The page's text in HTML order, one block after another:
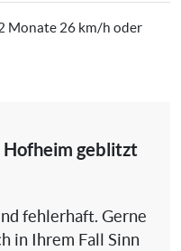
Monate 26 km/h oder
geblitzt
fehlerhaft. Gerne
in Ihrem Fall Sinn